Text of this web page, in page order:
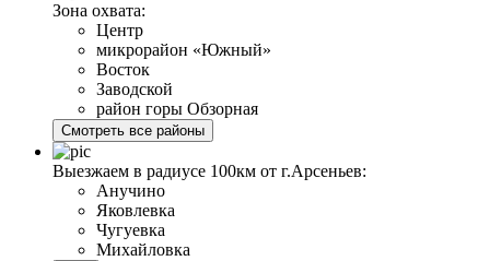
Зона охвата:
Центр
микрорайон «Южный»
Восток
Заводской
район горы Обзорная
Смотреть все районы
Выезжаем в радиусе 100км от г.Арсеньев:
Анучино
Яковлевка
Чугуевка
Михайловка